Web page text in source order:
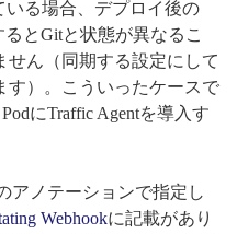
いる場合、デプロイ後の
るとGitと状態が異なるこ
せん（同期する設定にして
す）。こういったケースで
にTraffic Agentを導入す
アノテーションで指定し
Webhookに記載があり